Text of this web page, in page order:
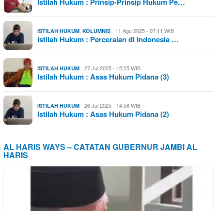
ISTILAH HUKUM KOLUMNIS 11 Agu 2025 - 07:11 WIB
Istilah Hukum : Perceraian di Indonesia …
ISTILAH HUKUM 27 Jul 2025 - 15:25 WIB
Istilah Hukum : Asas Hukum Pidana (3)
ISTILAH HUKUM 26 Jul 2025 - 14:58 WIB
Istilah Hukum : Asas Hukum Pidana (2)
AL HARIS WAYS – CATATAN GUBERNUR JAMBI AL
HARIS